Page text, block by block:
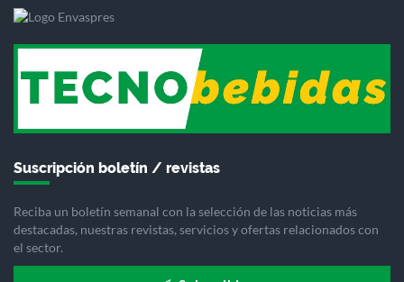
Suscripción boletín / revistas
Reciba un boletín semanal con la selección de las noticias más
destacadas, nuestras revistas, servicios y ofertas relacionados con
el sector.